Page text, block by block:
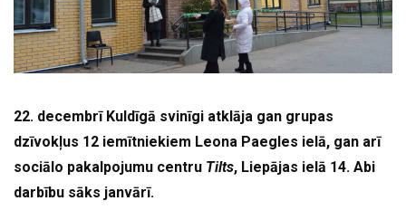
22. decembrī Kuldīgā svinīgi atklāja gan grupas
dzīvokļus 12 iemītniekiem Leona Paegles ielā, gan arī
sociālo pakalpojumu centru Tilts, Liepājas ielā 14. Abi
darbību sāks janvārī.